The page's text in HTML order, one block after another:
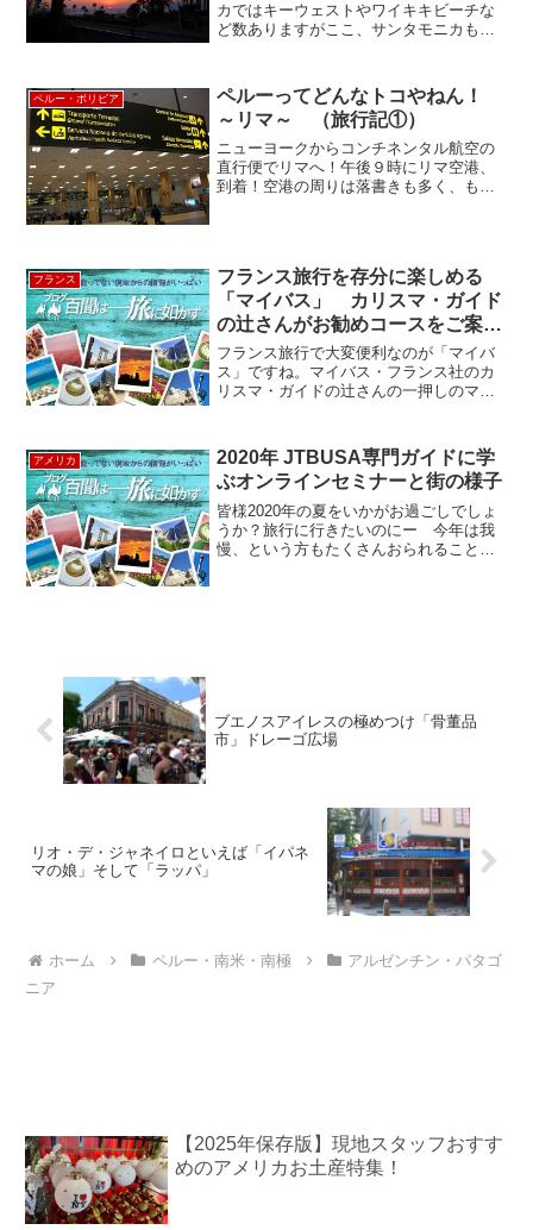
ホップオフ観光バス＝57番停留
所》
カではキーウェストやワイキキビーチな
ど数ありますがここ、サンタモニカも
クにディナーをとっておきな人と楽しみ
たい！という場...
ペルー・ボリビア
ペルーってどんなトコやねん！
～リマ～ （旅行記①）
ニューヨークからコンチネンタル航空の
直行便でリマへ！午後９時にリマ空港、
到着！空港の周りは落書きも多く、もし
フランス
フランス旅行を存分に楽しめる
「マイバス」 カリスマ・ガイド
の辻さんがお勧めコースをご案
内！
フランス旅行で大変便利なのが「マイバ
ス」ですね。マイバス・フランス社のカ
リスマ・ガイドの辻さんの一押しのマイ
内観光から始めてみましょう。バスで市
内をまわりながらベ...
アメリカ
2020年 JTBUSA専門ガイドに学
ぶオンラインセミナーと街の様子
皆様2020年の夏をいかがお過ごしでしょ
うか？旅行に行きたいのにー 今年は我
慢、という方もたくさんおられることと
ブエノスアイレスの極めつけ「骨董品
市」ドレーゴ広場
リオ・デ・ジャネイロといえば「イパネ
マの娘」そして「ラッパ」
ホーム ペルー・南米・南極
アルゼンチン・パタゴ
ニア
【2025年保存版】現地スタッフおすす
めのアメリカお土産特集！